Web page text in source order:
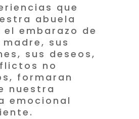
que
abuela
embarazo de
sus
sus deseos,
no
formaran
nuestra
emocional